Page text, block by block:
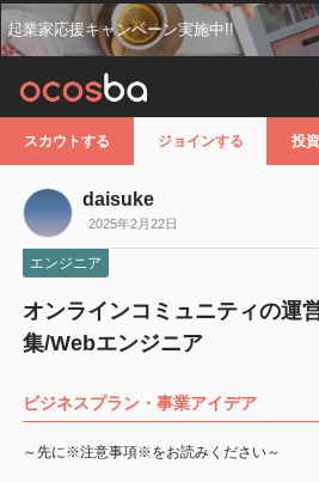
起業家応援キャンペーン実施中!!
スカウトする ジョインする 投
daisuke
2025年2月22日
エンジニア
オンラインコミュニティの運
集/Webエンジニア
ビジネスプラン・事業アイデア
～先に※注意事項※をお読みください～